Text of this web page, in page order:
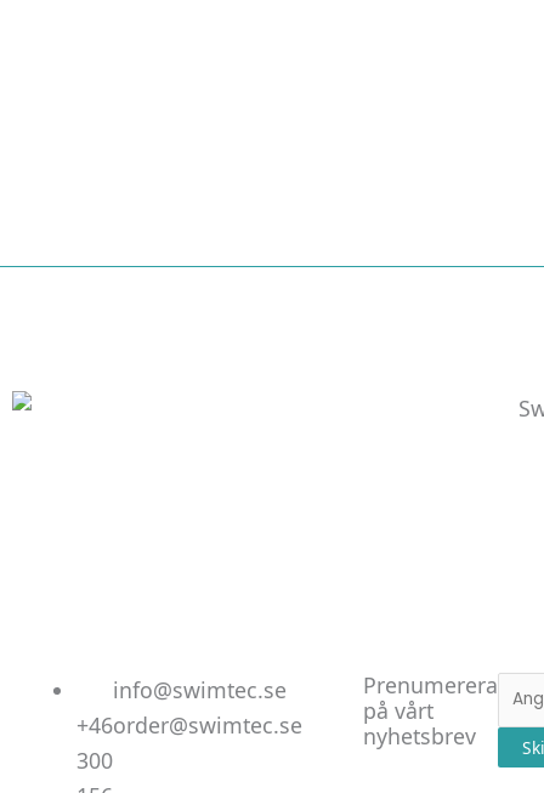
+46
300
info@swimtec.se
order@swimtec.se
Prenumerera
på vårt
nyhetsbrev
E-
post